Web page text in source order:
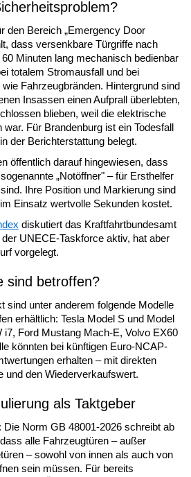
den Bereich „Emergency Door
dass versenkbare Türgriffe nach
Minuten lang mechanisch bedienbar
totalem Stromausfall und bei
Fahrzeugbränden. Hintergrund sind
Insassen einen Aufprall überlebten,
blieben, weil die elektrische
Für Brandenburg ist ein Todesfall
der Berichterstattung belegt.
öffentlich darauf hingewiesen, dass
„Notöffner" – für Ersthelfer
Ihre Position und Markierung sind
Einsatz wertvolle Sekunden kostet.
diskutiert das Kraftfahrtbundesamt
UNECE-Taskforce aktiv, hat aber
vorgelegt.
sind betroffen?
sind unter anderem folgende Modelle
erhältlich: Tesla Model S und Model
Ford Mustang Mach-E, Volvo EX60
könnten bei künftigen Euro-NCAP-
erhalten – mit direkten
und den Wiederverkaufswert.
als Taktgeber
Die Norm GB 48001-2026 schreibt ab
alle Fahrzeugtüren – außer
– sowohl von innen als auch von
sein müssen. Für bereits